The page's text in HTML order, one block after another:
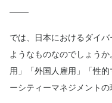
では、日本におけるダイ
ようなものなのでしょう
用」「外国人雇用」「性
ーシティーマネジメントの